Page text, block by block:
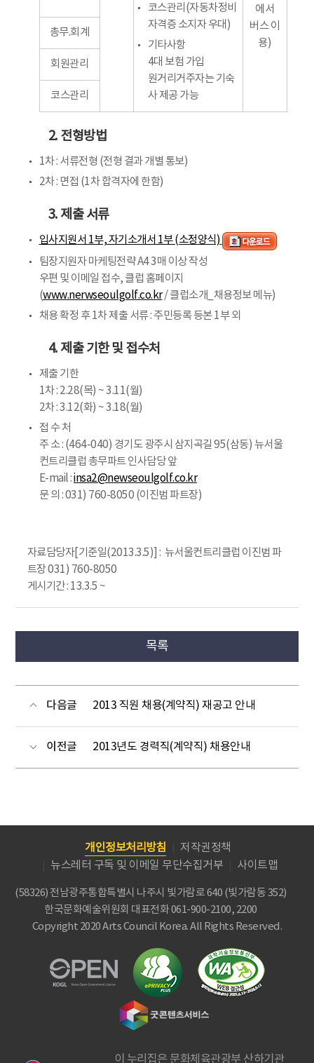
코스관리(자동차정비
자격증 소지자 우대)
기타사항
4대 보험 가입
원거리거주자는 기숙
사 제공 가능
에서
버스 이
용)
총무.회계
회원관리
코스관리
2. 전형방법
1차 : 서류전형 (전형 결과 개별 통보)
2차 : 면접 (1차 합격자에 한함)
3. 제출 서류
입사지원서 1부, 자기소개서 1부 (소정양식)
팀장지원자 마케팅전략 A4 3매 이상 작성
우편 및 이메일 접수, 클럽 홈페이지
(www.nerwseoulgolf.co.kr/ 클럽소개_채용정보 메뉴)
채용 확정 후 1차 제출 서류 : 주민등록 등본 1부 외
4. 제출 기한 및 접수처
제출 기한
1차 : 2.28(목) ~ 3.11(월)
2차 : 3.12(화) ~ 3.18(월)
접 수 처
주 소 : (464-040) 경기도 광주시 삼지곡길 95(삼동) 뉴서울
컨트리클럽 총무파트 인사담당 앞
E-mail :insa2@newseoulgolf.co.kr
문 의 : 031) 760-8050 (이진범 파트장)
자료담당자[기준일(2013.3.5)] : 뉴서울컨트리클럽 이진범 파
트장 031) 760-8050
게시기간 : 13.3.5 ~
목록
다음글 2013 직원 채용(계약직) 재공고 안내
이전글 2013년도 경력직(계약직) 채용안내
개인정보처리방침
저작권정책
뉴스레터 구독 및 이메일 무단수집거부
사이트맵
(58326) 전남광주통합특별시 나주시 빛가람로 640 (빛가람동 352)
한국문화예술위원회 대표전화 061-900-2100, 2200
Copyright 2020 Arts Council Korea. All Rights Reserved.
이 누리집은 문화체육관광부 산하기관